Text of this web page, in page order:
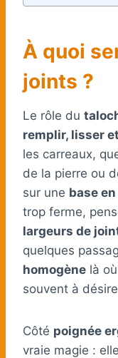
À quoi
joints ?
Le rôle du
remplir, lisser
les carreaux,
de la pierre ou
sur une base
trop ferme,
largeurs de
quelques
homogène là
souvent à
Côté poignée
vraie magie :